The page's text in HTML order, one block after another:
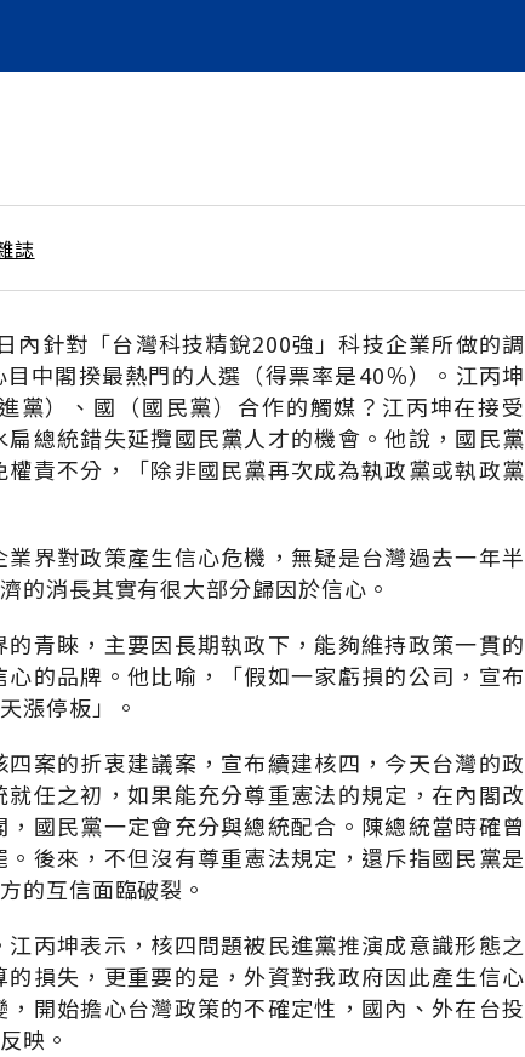
誌
內針對「台灣科技精銳200強」科技企業所做的調
中閣揆最熱門的人選（得票率是40％）。江丙坤
黨）、國（國民黨）合作的觸媒？江丙坤在接受
總統錯失延攬國民黨人才的機會。他說，國民黨
責不分，「除非國民黨再次成為執政黨或執政黨
界對政策產生信心危機，無疑是台灣過去一年半
的消長其實有很大部分歸因於信心。
青睞，主要因長期執政下，能夠維持政策一貫的
的品牌。他比喻，「假如一家虧損的公司，宣布
漲停板」。
案的折衷建議案，宣布續建核四，今天台灣的政
任之初，如果能充分尊重憲法的規定，在內閣改
國民黨一定會充分與總統配合。陳總統當時確曾
後來，不但沒有尊重憲法規定，還斥指國民黨是
的互信面臨破裂。
丙坤表示，核四問題被民進黨推演成意識形態之
損失，更重要的是，外資對我政府因此產生信心
開始擔心台灣政策的不確定性，國內、外在台投
映。